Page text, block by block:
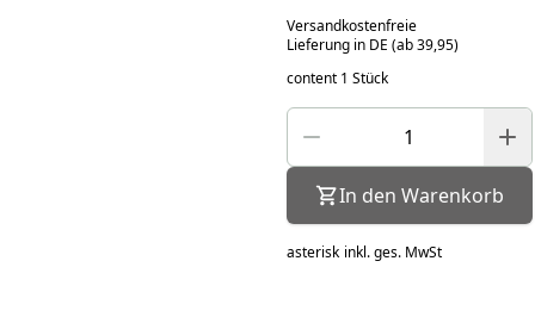
Versandkostenfreie
Lieferung in DE (ab 39,95)
content 1 Stück
In den Warenkorb
asterisk inkl. ges. MwSt